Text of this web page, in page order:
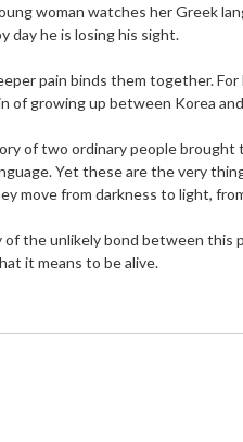
woman watches her Greek
day he is losing his sight.
pain binds them together.
of growing up between Korea
of two ordinary people
Yet these are the very
move from darkness to light,
the unlikely bond between
it means to be alive.